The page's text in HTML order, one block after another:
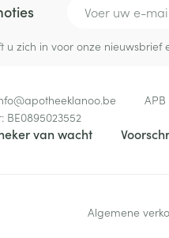
u zich in voor onze
apotheeklanoo.be
BE0895023552
van wacht
Algemene